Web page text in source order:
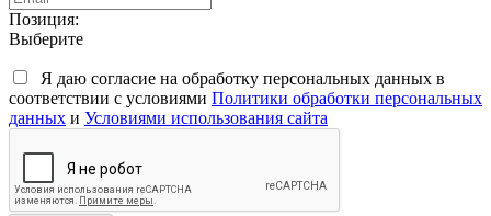
Позиция:
Выберите
Я даю согласие на обработку персональных данных в
соответствии с условиями Политики обработки персональных
данных и Условиями использования сайта